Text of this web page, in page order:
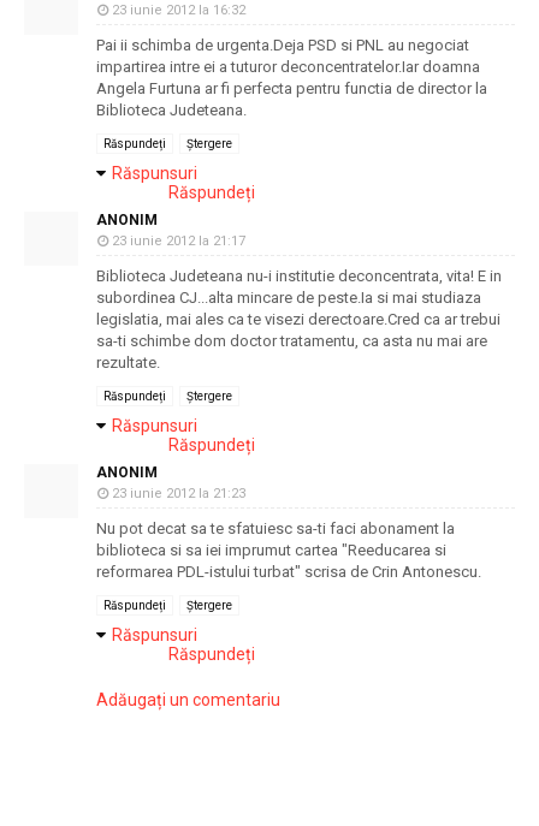
23 iunie 2012 la 16:32
Pai ii schimba de urgenta.Deja PSD si PNL au negociat
impartirea intre ei a tuturor deconcentratelor.Iar doamna
Angela Furtuna ar fi perfecta pentru functia de director la
Biblioteca Judeteana.
Răspundeți Ștergere
Răspunsuri
Răspundeți
ANONIM
23 iunie 2012 la 21:17
Biblioteca Judeteana nu-i institutie deconcentrata, vita! E in
subordinea CJ...alta mincare de peste.Ia si mai studiaza
legislatia, mai ales ca te visezi derectoare.Cred ca ar trebui
sa-ti schimbe dom doctor tratamentu, ca asta nu mai are
rezultate.
Răspundeți Ștergere
Răspunsuri
Răspundeți
ANONIM
23 iunie 2012 la 21:23
Nu pot decat sa te sfatuiesc sa-ti faci abonament la
biblioteca si sa iei imprumut cartea "Reeducarea si
reformarea PDL-istului turbat" scrisa de Crin Antonescu.
Răspundeți Ștergere
Răspunsuri
Răspundeți
Adăugați un comentariu